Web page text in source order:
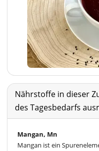
Nährstoffe in dieser
des Tagesbedarfs
Mangan, Mn
Mangan ist ein